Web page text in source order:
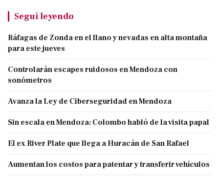
Seguí leyendo
Ráfagas de Zonda en el llano y nevadas en alta montaña
para este jueves
Controlarán escapes ruidosos en Mendoza con
sonómetros
Avanza la Ley de Ciberseguridad en Mendoza
Sin escala en Mendoza: Colombo habló de la visita papal
El ex River Plate que llega a Huracán de San Rafael
Aumentan los costos para patentar y transferir vehículos